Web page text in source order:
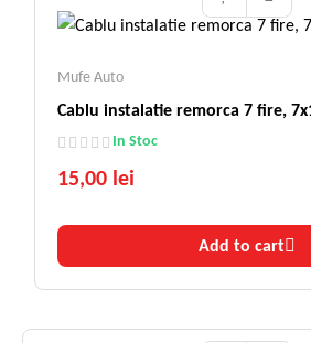
Mufe Auto
Cablu instalatie remorca 7 fire,
In Stoc
15,00 lei
Add to cart